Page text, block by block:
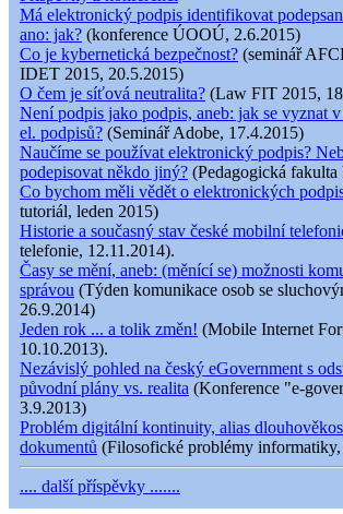
Má elektronický podpis identifikovat
ano: jak? (konference ÚOOÚ, 2.6.2015)
Co je kybernetická bezpečnost? (seminář
IDET 2015, 20.5.2015)
O čem je síťová neutralita? (Law FIT 2015,
Není podpis jako podpis, aneb: jak se vyznat
el. podpisů? (Seminář Adobe, 17.4.2015)
Naučíme se používat elektronický podpis?
podepisovat někdo jiný? (Pedagogická
Co bychom měli vědět o elektronických
tutoriál, leden 2015)
Historie a současný stav české mobilní
telefonie, 12.11.2014).
Časy se mění, aneb: (měnící se) možnosti
správou (Týden komunikace osob se
26.9.2014)
Jeden rok ... a tolik změn! (Mobile Internet
10.10.2013).
Nezávislý pohled na český eGovernment s
původní plány vs. realita (Konference "e-
3.9.2013)
Problém digitální kontinuity, alias
dokumentů (Filosofické problémy
.... další příspěvky .......